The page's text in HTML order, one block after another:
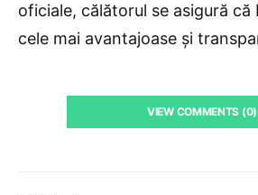
oficiale, călătorul se asigură că
cele mai avantajoase și
VIEW COMMENTS (0)